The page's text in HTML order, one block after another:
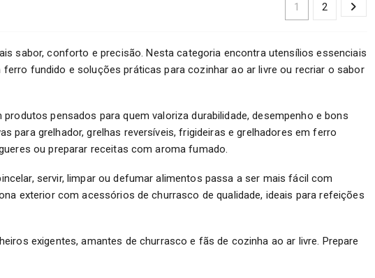
1 2
sabor, conforto e precisão. Nesta categoria encontra utensílios essenciais
fundido e soluções práticas para cozinhar ao ar livre ou recriar o sabor
produtos pensados para quem valoriza durabilidade, desempenho e bons
para grelhador, grelhas reversíveis, frigideiras e grelhadores em ferro
ou preparar receitas com aroma fumado.
servir, limpar ou defumar alimentos passa a ser mais fácil com
exterior com acessórios de churrasco de qualidade, ideais para refeições
exigentes, amantes de churrasco e fãs de cozinha ao ar livre. Prepare